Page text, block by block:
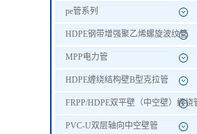
pe管系列
HDPE钢带增强聚乙烯螺旋波纹管
MPP电力管
HDPE缠绕结构壁B型克拉管
FRPP/HDPE双平壁（中空壁）缠绕
PVC-U双层轴向中空壁管